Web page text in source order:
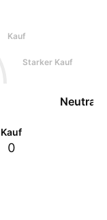
Kauf
Starker Kauf
Neutral
Kauf
0